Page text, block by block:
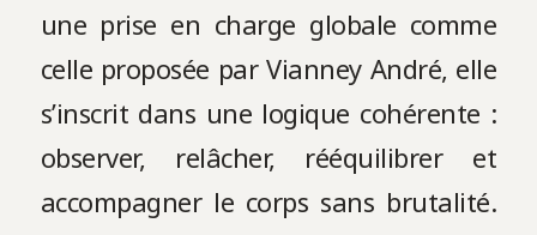
une prise en charge globale comme
celle proposée par Vianney André, elle
s’inscrit dans une logique cohérente :
observer, relâcher, rééquilibrer et
accompagner le corps sans brutalité.